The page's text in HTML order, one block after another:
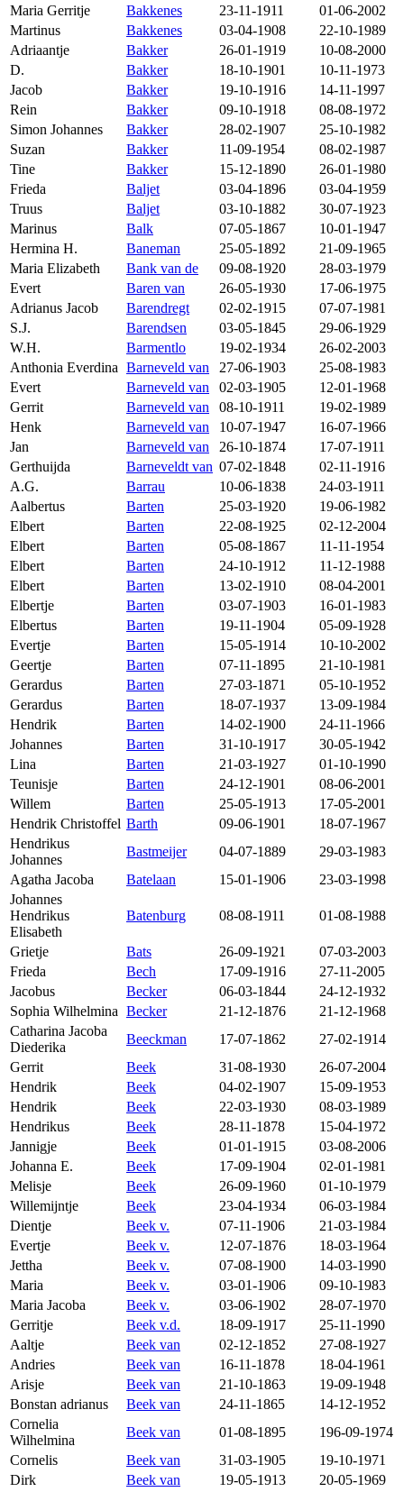
Maria Gerritje
Bakkenes 23-11-1911
01-06-2002
Martinus
Bakkenes 03-04-1908
22-10-1989
Adriaantje
Bakker 26-01-1919
10-08-2000
D.
Bakker 18-10-1901
10-11-1973
Jacob
Bakker 19-10-1916
14-11-1997
Rein
Bakker 09-10-1918
08-08-1972
Simon Johannes
Bakker 28-02-1907
25-10-1982
Suzan
Bakker 11-09-1954
08-02-1987
Tine
Bakker 15-12-1890
26-01-1980
Frieda
Baljet 03-04-1896
03-04-1959
Truus
Baljet 03-10-1882
30-07-1923
Marinus
Balk 07-05-1867
10-01-1947
Hermina H.
Baneman 25-05-1892
21-09-1965
Maria Elizabeth
Bank van de 09-08-1920
28-03-1979
Evert
Baren van 26-05-1930
17-06-1975
Adrianus Jacob
Barendregt 02-02-1915
07-07-1981
S.J.
Barendsen 03-05-1845
29-06-1929
W.H.
Barmentlo 19-02-1934
26-02-2003
Anthonia Everdina Barneveld van 27-06-1903
25-08-1983
Evert
Barneveld van 02-03-1905
12-01-1968
Gerrit
Barneveld van 08-10-1911
19-02-1989
Henk
Barneveld van 10-07-1947
16-07-1966
Jan
Barneveld van 26-10-1874
17-07-1911
Gerthuijda
Barneveldt van 07-02-1848
02-11-1916
A.G.
Barrau 10-06-1838
24-03-1911
Aalbertus
Barten 25-03-1920
19-06-1982
Elbert
Barten 22-08-1925
02-12-2004
Elbert
Barten 05-08-1867
11-11-1954
Elbert
Barten 24-10-1912
11-12-1988
Elbert
Barten 13-02-1910
08-04-2001
Elbertje
Barten 03-07-1903
16-01-1983
Elbertus
Barten 19-11-1904
05-09-1928
Evertje
Barten 15-05-1914
10-10-2002
Geertje
Barten 07-11-1895
21-10-1981
Gerardus
Barten 27-03-1871
05-10-1952
Gerardus
Barten 18-07-1937
13-09-1984
Hendrik
Barten 14-02-1900
24-11-1966
Johannes
Barten 31-10-1917
30-05-1942
Lina
Barten 21-03-1927
01-10-1990
Teunisje
Barten 24-12-1901
08-06-2001
Willem
Barten 25-05-1913
17-05-2001
Hendrik Christoffel Barth 09-06-1901
18-07-1967
Hendrikus
Johannes
Bastmeijer 04-07-1889
29-03-1983
Agatha Jacoba
Batelaan 15-01-1906
23-03-1998
Johannes
Hendrikus
Elisabeth
Batenburg 08-08-1911 01-08-1988
Grietje Bats 26-09-1921
07-03-2003
Frieda
Bech 17-09-1916
27-11-2005
Jacobus
Becker 06-03-1844
24-12-1932
Sophia Wilhelmina Becker 21-12-1876
21-12-1968
Catharina Jacoba
Diederika
Beeckman 17-07-1862
27-02-1914
Gerrit
Beek 31-08-1930
26-07-2004
Hendrik
Beek 04-02-1907
15-09-1953
Hendrik
Beek 22-03-1930
08-03-1989
Hendrikus
Beek 28-11-1878
15-04-1972
Jannigje
Beek 01-01-1915
03-08-2006
Johanna E.
Beek 17-09-1904
02-01-1981
Melisje
Beek 26-09-1960
01-10-1979
Willemijntje
Beek 23-04-1934
06-03-1984
Dientje
Beek v. 07-11-1906
21-03-1984
Evertje
Beek v. 12-07-1876
18-03-1964
Jettha
Beek v. 07-08-1900
14-03-1990
Maria
Beek v. 03-01-1906
09-10-1983
Maria Jacoba
Beek v. 03-06-1902
28-07-1970
Gerritje
Beek v.d. 18-09-1917
25-11-1990
Aaltje
Beek van 02-12-1852
27-08-1927
Andries
Beek van 16-11-1878
18-04-1961
Arisje
Beek van 21-10-1863
19-09-1948
Bonstan adrianus
Beek van 24-11-1865
14-12-1952
Cornelia
Wilhelmina
Beek van 01-08-1895
196-09-1974
Cornelis
Beek van 31-03-1905
19-10-1971
Dirk
Beek van 19-05-1913 20-05-1969